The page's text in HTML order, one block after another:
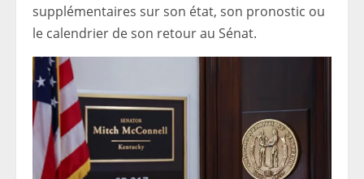
supplémentaires sur son état, son pronostic ou
le calendrier de son retour au Sénat.